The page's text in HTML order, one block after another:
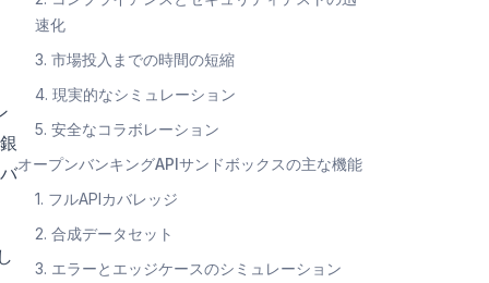
速化
3. 市場投入までの時間の短縮
4. 現実的なシミュレーション
5. 安全なコラボレーション
オープンバンキングAPIサンドボックスの主な機能
1. フルAPIカバレッジ
2. 合成データセット
3. エラーとエッジケースのシミュレーション